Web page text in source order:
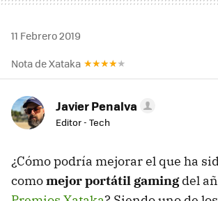
11 Febrero 2019
Nota de Xataka
Javier Penalva
Editor - Tech
¿Cómo podría mejorar el que ha
comomejor portátil gamingdel